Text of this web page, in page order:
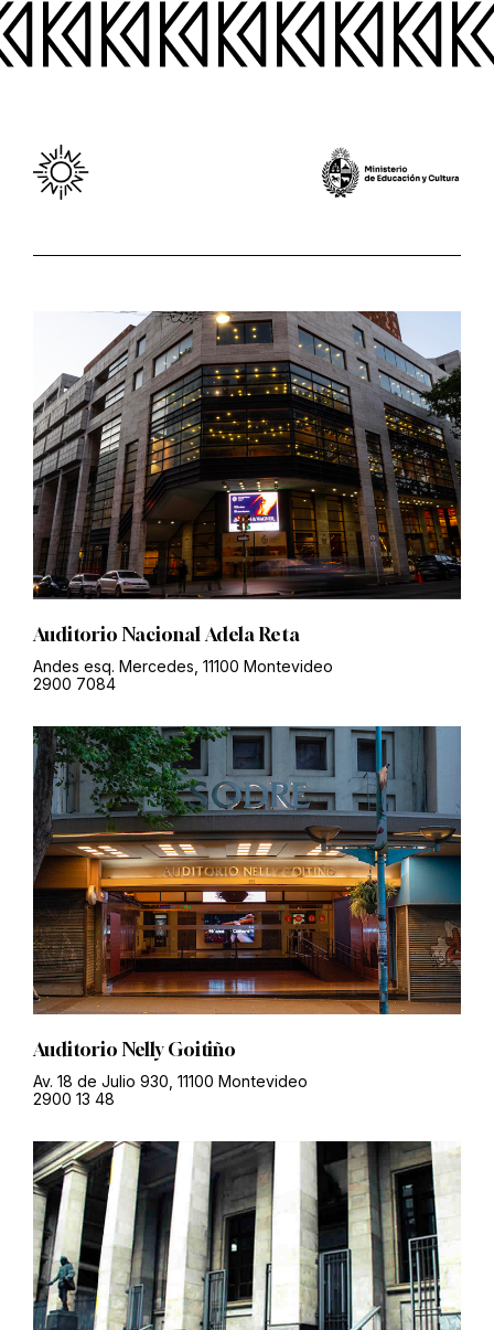
Auditorio Nacional Adela Reta
Andes esq. Mercedes, 11100 Montevideo
2900 7084
Auditorio Nelly Goitiño
Av. 18 de Julio 930, 11100 Montevideo
2900 13 48